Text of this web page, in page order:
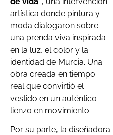
artística donde pintura y
moda dialogaron sobre
una prenda viva inspirada
en la luz, el color y la
identidad de Murcia. Una
obra creada en tiempo
real que convirtió el
vestido en un auténtico
lienzo en movimiento.
Por su parte, la diseñadora